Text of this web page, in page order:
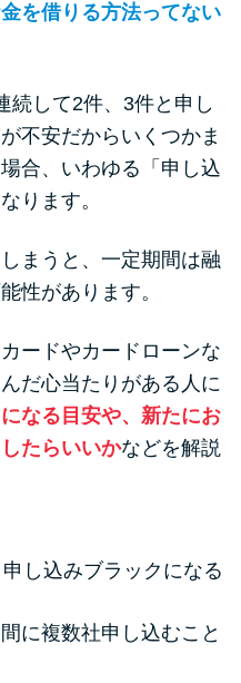
りたい方向け
ン診断
ンQ&A
そのまま払いきると
を借りる方法ってない
続して2件、3件と申し
不安だからいくつかま
合、いわゆる「申し込
ります。
まうと、一定期間は融
性があります。
ードやカードローンな
だ心当たりがある人に
なる目安や、新たにお
たらいいかなどを解説
し込みブラックになる
に複数社申し込むこと